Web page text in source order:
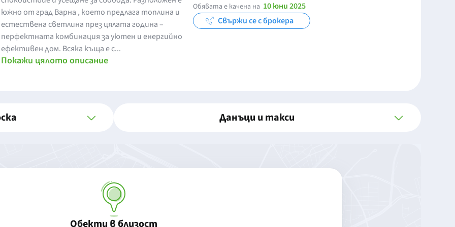
южно от град Варна , което предлага топлина и
естествена светлина през цялата година –
перфектната комбинация за уютен и енергийно
ефективен дом. Всяка къща е с...
Покажи цялото описание
Обявата е качена на 10 юни 2025
Свържи се с брокера
Данъци и такси
Обекти в близост